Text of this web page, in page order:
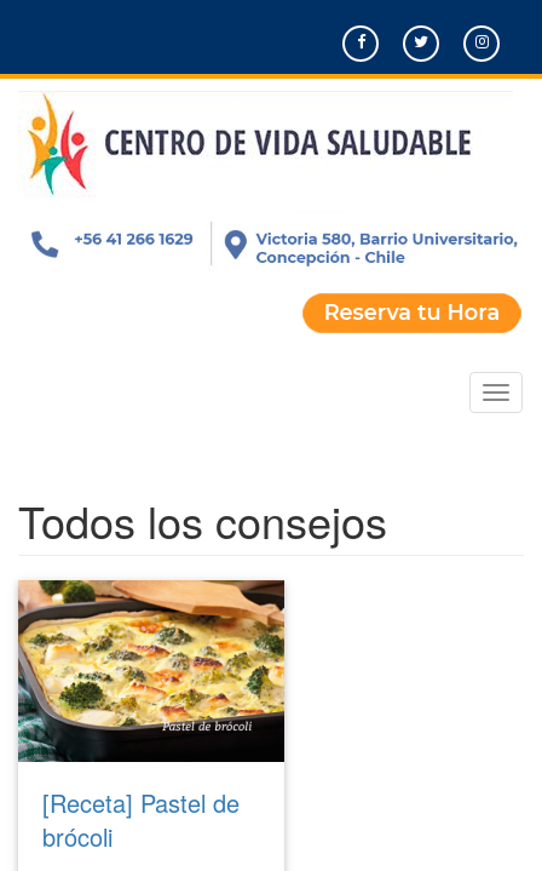
principal
Todos los consejos
[Receta] Pastel de
brócoli